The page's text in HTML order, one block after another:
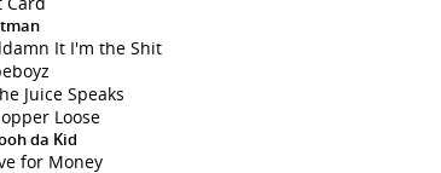
It I'm the Shit
Juice Speaks
Loose
da Kid
for Money